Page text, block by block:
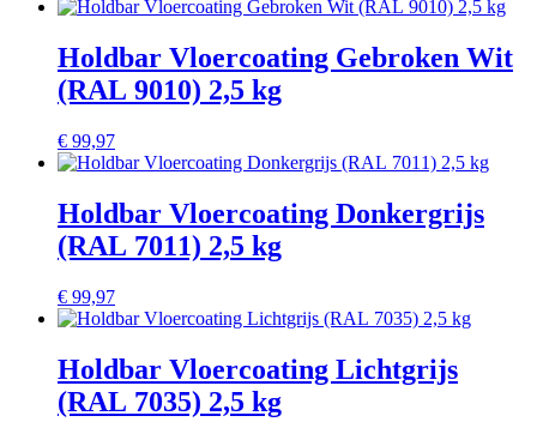
Holdbar Vloercoating Gebroken Wit
(RAL 9010) 2,5 kg
€ 99,97
Holdbar Vloercoating Donkergrijs
(RAL 7011) 2,5 kg
€ 99,97
Holdbar Vloercoating Lichtgrijs
(RAL 7035) 2,5 kg